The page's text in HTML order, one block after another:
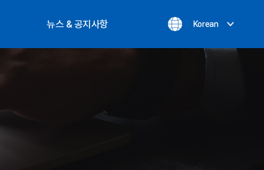
뉴스 & 공지사항
개인정보처리방침
Korean